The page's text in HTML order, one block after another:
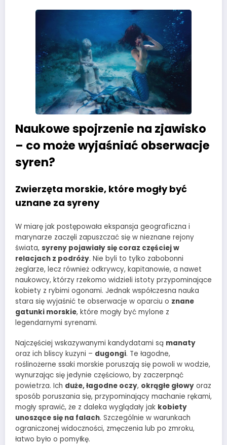
Naukowe spojrzenie na zjawisko
– co może wyjaśniać obserwacje
syren?
Zwierzęta morskie, które mogły być
uznane za syreny
W miarę jak postępowała ekspansja geograficzna i
marynarze zaczęli zapuszczać się w nieznane rejony
świata, syreny pojawiały się coraz częściej w
relacjach z podróży. Nie byli to tylko zabobonni
żeglarze, lecz również odkrywcy, kapitanowie, a nawet
naukowcy, którzy rzekomo widzieli istoty przypominające
kobiety z rybimi ogonami. Jednak współczesna nauka
stara się wyjaśnić te obserwacje w oparciu o znane
gatunki morskie, które mogły być mylone z
legendarnymi syrenami.
Najczęściej wskazywanymi kandydatami są manaty
oraz ich bliscy kuzyni – dugongi. Te łagodne,
roślinożerne ssaki morskie poruszają się powoli w wodzie,
wynurzając się jedynie częściowo, by zaczerpnąć
powietrza. Ich duże, łagodne oczy, okrągłe głowy oraz
sposób poruszania się, przypominający machanie rękami,
mogły sprawić, że z daleka wyglądały jak kobiety
unoszące się na falach. Szczególnie w warunkach
ograniczonej widoczności, zmęczenia lub po zmroku,
łatwo było o pomyłkę.